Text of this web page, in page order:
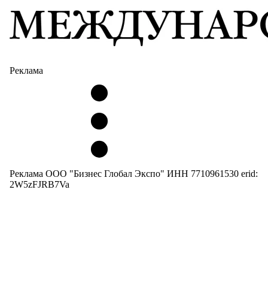
Реклама
Реклама ООО "Бизнес Глобал Экспо" ИНН 7710961530 erid:
2W5zFJRB7Va